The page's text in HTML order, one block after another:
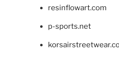
resinflowart.com
p-sports.net